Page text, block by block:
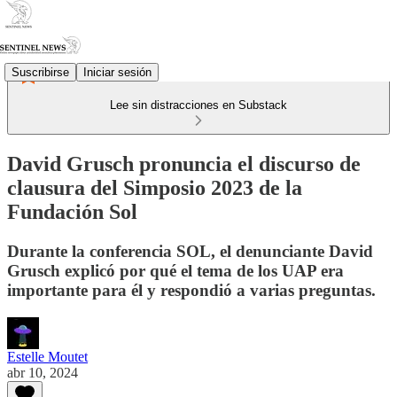
Suscribirse Iniciar sesión
Lee sin distracciones en Substack
David Grusch pronuncia el discurso de
clausura del Simposio 2023 de la
Fundación Sol
Durante la conferencia SOL, el denunciante David
Grusch explicó por qué el tema de los UAP era
importante para él y respondió a varias preguntas.
Estelle Moutet
abr 10, 2024